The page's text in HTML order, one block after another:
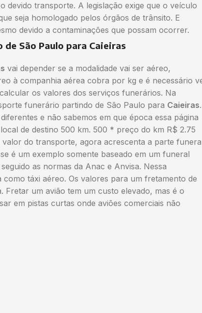
devido transporte. A legislação exige que o veículo
seja homologado pelos órgãos de trânsito. E
devido a contaminações que possam ocorrer.
São Paulo para Caieiras
vai depender se a modalidade vai ser aéreo,
à companhia aérea cobra por kg e é necessário
os valores dos serviços funerários. Na
funerário partindo de São Paulo para Caieiras.
e não sabemos em que época essa página
de destino 500 km. 500 * preço do km R$ 2.75
do transporte, agora acrescenta a parte
é um exemplo somente baseado em um funeral
as normas da Anac e Anvisa. Nessa
táxi aéreo. Os valores para um fretamento de
Fretar um avião tem um custo elevado, mas é o
em pistas curtas onde aviões comerciais não